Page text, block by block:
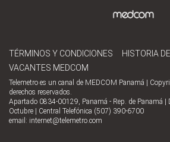
TÉRMINOS Y CONDICIONES
HISTORIA
VACANTES MEDCOM
Telemetro es un canal de MEDCOM Panamá |
derechos reservados.
Apartado 0834-00129, Panamá - Rep. de Panamá |
Octubre | Central Telefónica (507) 390-6700
email: internet@telemetro.com